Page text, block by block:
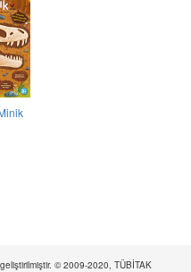
© 2009-2020, TÜBİTAK